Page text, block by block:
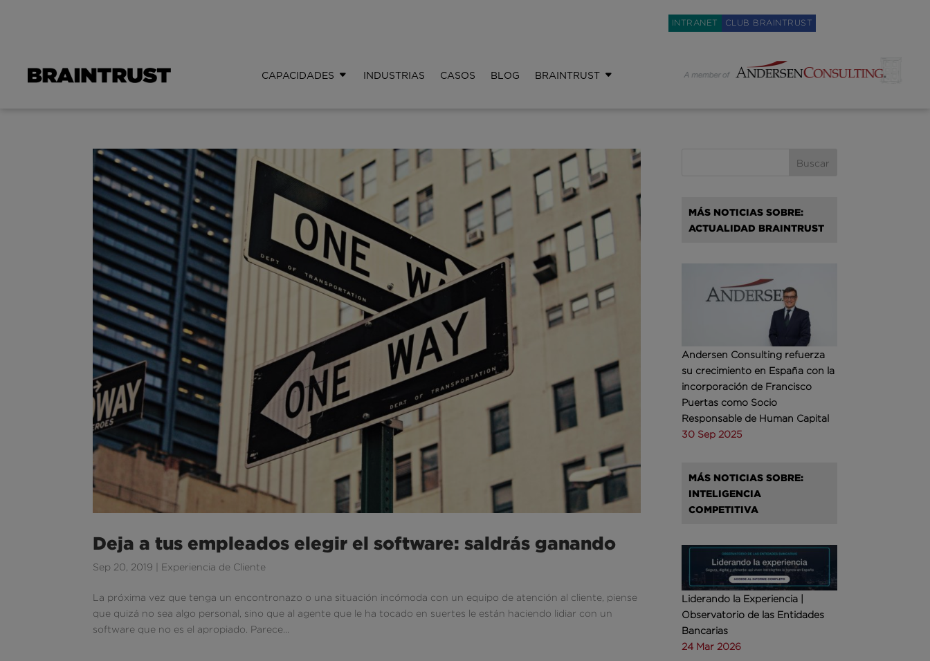
INTRANET CLUB BRAINTRUST
CAPACIDADES INDUSTRIAS CASOS BLOG BRAINTRUST
Deja a tus empleados elegir el software: saldrás ganando
Sep 20, 2019 Experiencia de Cliente
La próxima vez que tenga un encontronazo o una situación incómoda con un equipo de atención al cliente, piense
que quizá no sea algo personal, sino que al agente que le ha tocado en suertes le están haciendo lidiar con un
software que no es el apropiado. Parece...
MÁS NOTICIAS SOBRE:
ACTUALIDAD BRAINTRUST
Andersen Consulting refuerza
su crecimiento en España con la
incorporación de Francisco
Puertas como Socio
Responsable de Human Capital
30 Sep 2025
MÁS NOTICIAS SOBRE:
INTELIGENCIA
COMPETITIVA
Liderando la Experiencia |
Observatorio de las Entidades
Bancarias
24 Mar 2026